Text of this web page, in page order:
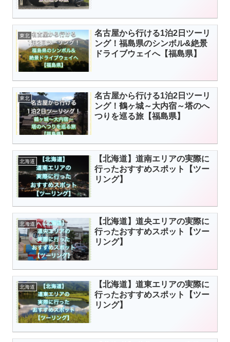
東北
名古屋から行ける1泊2日ツーリ
ング！福島県のシンボル&絶景
ドライブウェイへ【福島県】
東北
名古屋から行ける1泊2日ツーリ
ング！鶴ヶ城～大内宿～塔のへ
つりを巡る旅【福島県】
北海道
【北海道】道南エリアの実際に
行ったおすすめスポット【ツー
リング】
北海道
【北海道】道央エリアの実際に
行ったおすすめスポット【ツー
リング】
北海道
【北海道】道東エリアの実際に
行ったおすすめスポット【ツー
リング】